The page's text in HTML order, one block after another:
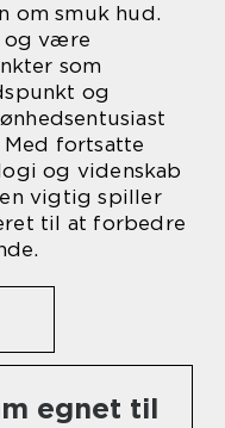
om smuk hud.
og være
som
og
Med fortsatte
og videnskab
vigtig spiller
til at forbedre
egnet til